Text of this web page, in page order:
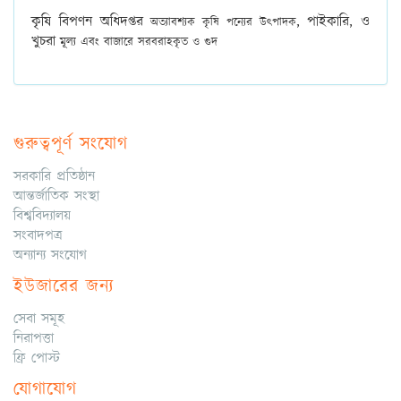
কৃষি বিপণন অধিদপ্তরঅত্যাবশ্যক কৃষি পন্যের উৎপাদক, পাইকারি, ও
খুচরামূল্য এবং বাজারে সরবরাহকৃত ও গুদ
গুরুত্বপূর্ণ সংযোগ
সরকারি প্রতিষ্ঠান
আন্তর্জাতিক সংস্থা
বিশ্ববিদ্যালয়
সংবাদপত্র
অন্যান্য সংযোগ
ইউজারের জন্য
সেবা সমূহ
নিরাপত্তা
ফ্রি পোস্ট
যোগাযোগ